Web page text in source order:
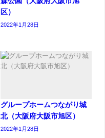
区）
2022年1月28日
グループホームつながり城
北（大阪府大阪市旭区）
2022年1月28日